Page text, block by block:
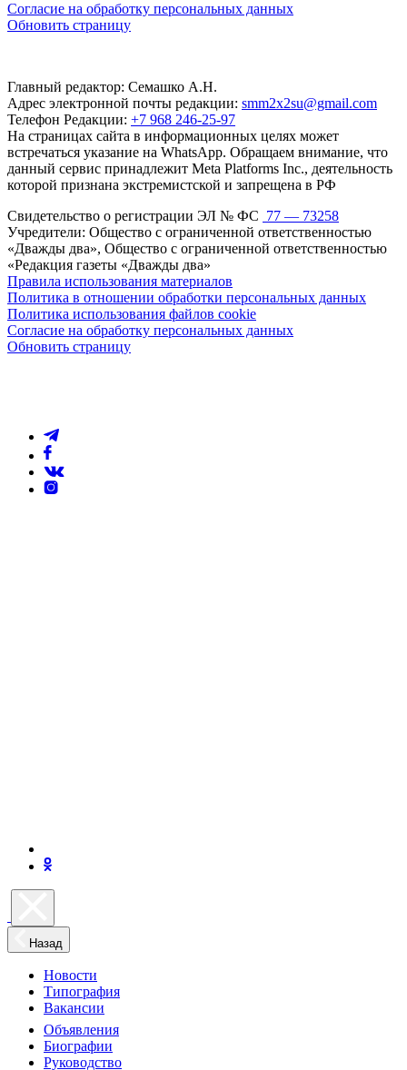
Согласие на обработку персональных данных
Обновить страницу
Главный редактор: Семашко А.Н.
Адрес электронной почты редакции: smm2x2su@gmail.com
Телефон Редакции: +7 968 246-25-97
На страницах сайта в информационных целях может
встречаться указание на WhatsApp. Обращаем внимание, что
данный сервис принадлежит Meta Platforms Inc., деятельность
которой признана экстремистской и запрещена в РФ
Свидетельство о регистрации ЭЛ № ФС 77 — 73258
Учредители: Общество с ограниченной ответственностью
«Дважды два», Общество с ограниченной ответственностью
«Редакция газеты «Дважды два»
Правила использования материалов
Политика в отношении обработки персональных данных
Политика использования файлов cookie
Согласие на обработку персональных данных
Обновить страницу
Назад
Новости
Типография
Вакансии
Объявления
Биографии
Руководство